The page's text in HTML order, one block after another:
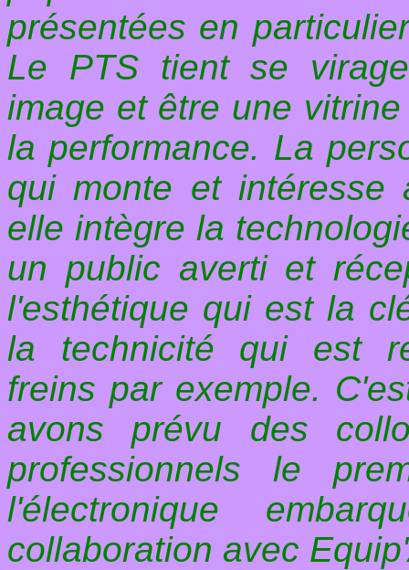
présentées en
Le PTS tient se
image et être une
la performance. La
qui monte et intéresse
elle intègre la
un public averti et
l'esthétique qui est la
la technicité qui est
freins par exemple.
avons prévu des
professionnels le
l'électronique
collaboration avec